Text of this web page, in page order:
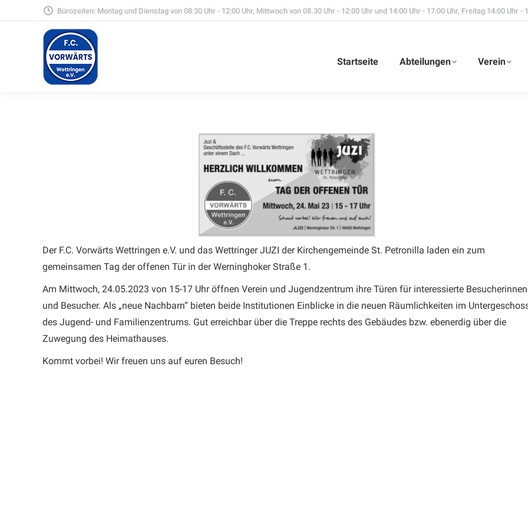
Bürozeiten: Montag und Dienstag von 08:30 Uhr - 12:00 Uhr, Mittwoch von 08.30 Uhr - 12:00 Uhr und 14:00 Uhr - 17:00 Uhr, Freitag 14:00 Uhr -
Startseite Abteilungen Verein
Der F.C. Vorwärts Wettringen e.V. und das Wettringer JUZI der Kirchengemeinde St. Petronilla laden ein zum
gemeinsamen Tag der offenen Tür in der Werninghoker Straße 1.
Am Mittwoch, 24.05.2023 von 15-17 Uhr öffnen Verein und Jugendzentrum ihre Türen für interessierte Besucherinnen
und Besucher. Als „neue Nachbarn“ bieten beide Institutionen Einblicke in die neuen Räumlichkeiten im
des Jugend- und Familienzentrums. Gut erreichbar über die Treppe rechts des Gebäudes bzw. ebenerdig über die
Zuwegung des Heimathauses.
Kommt vorbei! Wir freuen uns auf euren Besuch!